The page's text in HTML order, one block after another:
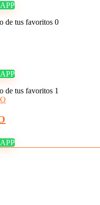
de tus favoritos 0
de tus favoritos 1